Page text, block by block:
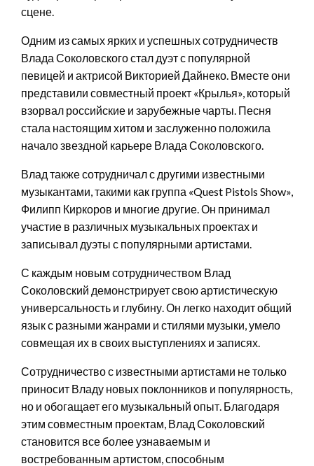
сцене.
Одним из самых ярких и успешных сотрудничеств
Влада Соколовского стал дуэт с популярной
певицей и актрисой Викторией Дайнеко. Вместе они
представили совместный проект «Крылья», который
взорвал российские и зарубежные чарты. Песня
стала настоящим хитом и заслуженно положила
начало звездной карьере Влада Соколовского.
Влад также сотрудничал с другими известными
музыкантами, такими как группа «Quest Pistols Show»,
Филипп Киркоров и многие другие. Он принимал
участие в различных музыкальных проектах и
записывал дуэты с популярными артистами.
С каждым новым сотрудничеством Влад
Соколовский демонстрирует свою артистическую
универсальность и глубину. Он легко находит общий
язык с разными жанрами и стилями музыки, умело
совмещая их в своих выступлениях и записях.
Сотрудничество с известными артистами не только
приносит Владу новых поклонников и популярность,
но и обогащает его музыкальный опыт. Благодаря
этим совместным проектам, Влад Соколовский
становится все более узнаваемым и
востребованным артистом, способным